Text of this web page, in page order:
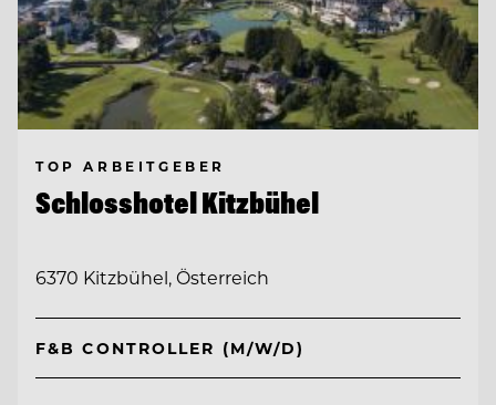
TOP ARBEITGEBER
Schlosshotel Kitzbühel
6370 Kitzbühel, Österreich
F&B CONTROLLER (M/W/D)